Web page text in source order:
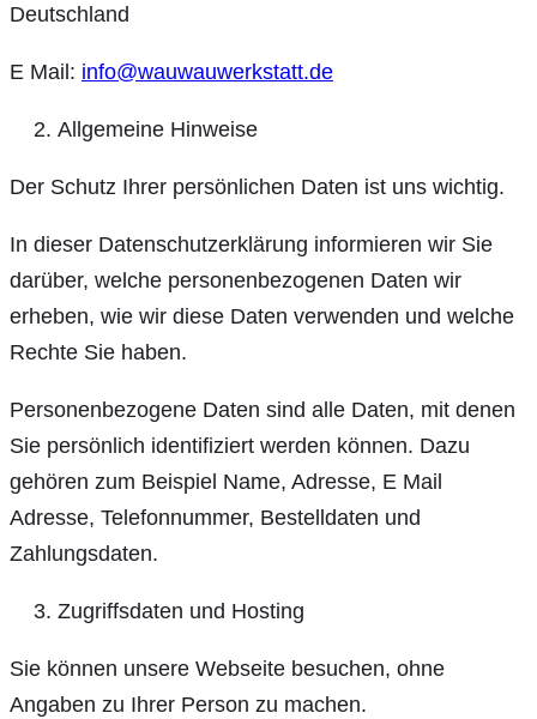
Deutschland
E Mail: info@wauwauwerkstatt.de
Allgemeine Hinweise
Der Schutz Ihrer persönlichen Daten ist uns wichtig.
In dieser Datenschutzerklärung informieren wir Sie
darüber, welche personenbezogenen Daten wir
erheben, wie wir diese Daten verwenden und welche
Rechte Sie haben.
Personenbezogene Daten sind alle Daten, mit denen
Sie persönlich identifiziert werden können. Dazu
gehören zum Beispiel Name, Adresse, E Mail
Adresse, Telefonnummer, Bestelldaten und
Zahlungsdaten.
Zugriffsdaten und Hosting
Sie können unsere Webseite besuchen, ohne
Angaben zu Ihrer Person zu machen.